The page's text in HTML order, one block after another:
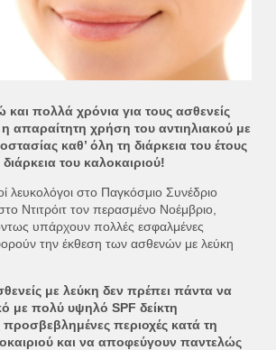
και πολλά χρόνια για τους ασθενείς
απαραίτητη χρήση του αντιηλιακού με
καθ’ όλη τη διάρκεια του έτους
διάρκεια του καλοκαιριού!
λευκολόγοι στο Παγκόσμιο Συνέδριο
Ντιτρόιτ τον περασμένο Νοέμβριο,
υπάρχουν πολλές εσφαλμένες
την έκθεση των ασθενών με λεύκη
με λεύκη δεν πρέπει πάντα να
με πολύ υψηλό SPF δείκτη
περιοχές κατά τη
και να αποφεύγουν παντελώς